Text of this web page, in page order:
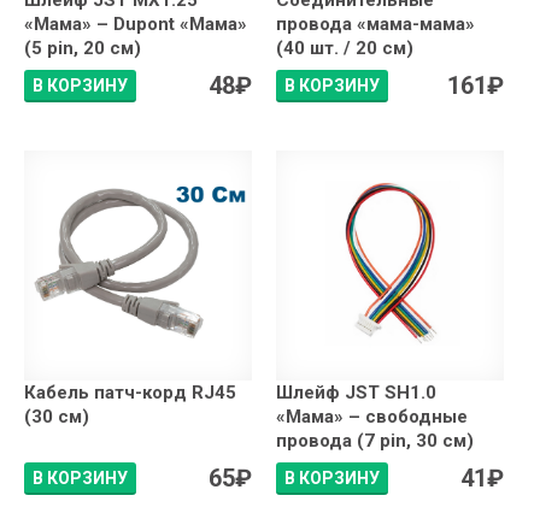
«Мама» – Dupont «Мама»
(5 pin, 20 см)
В КОРЗИНУ 48₽
провода «мама-мама»
(40 шт. / 20 см)
В КОРЗИНУ 161₽
Кабель патч-корд RJ45
(30 см)
В КОРЗИНУ 65₽
Шлейф JST SH1.0
«Мама» – свободные
провода (7 pin, 30 см)
В КОРЗИНУ 41₽